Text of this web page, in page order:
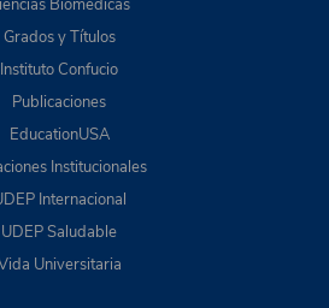
Biomédicas
Grados y Títulos
Instituto Confucio
Publicaciones
EducationUSA
Institucionales
Internacional
UDEP Saludable
Universitaria